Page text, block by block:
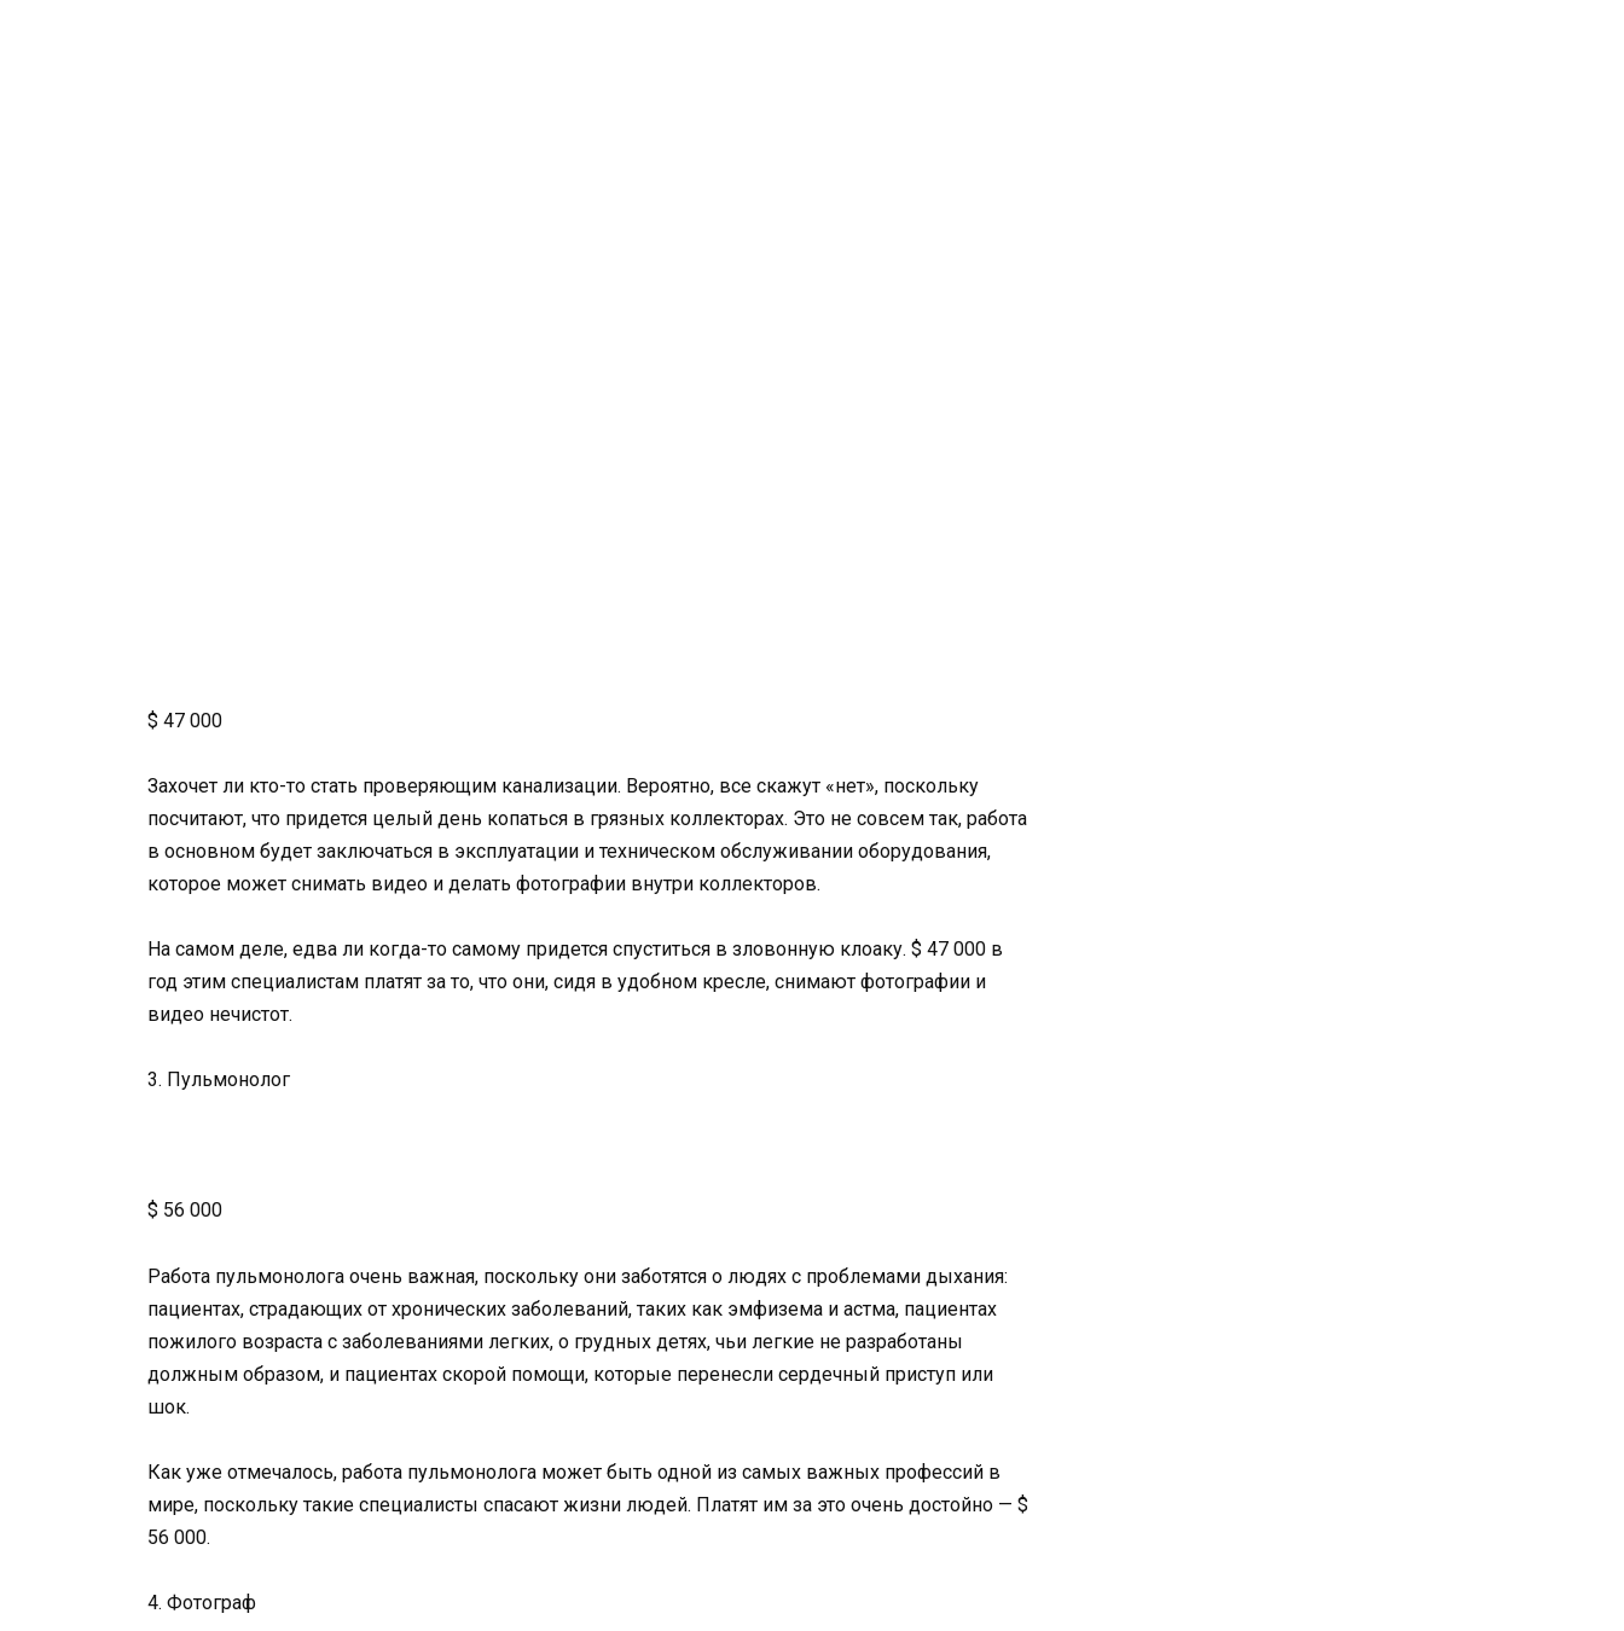
$ 47 000
Захочет ли кто-то стать проверяющим канализации. Вероятно, все скажут «нет», поскольку
посчитают, что придется целый день копаться в грязных коллекторах. Это не совсем так, работа
в основном будет заключаться в эксплуатации и техническом обслуживании оборудования,
которое может снимать видео и делать фотографии внутри коллекторов.
На самом деле, едва ли когда-то самому придется спуститься в зловонную клоаку. $ 47 000 в
год этим специалистам платят за то, что они, сидя в удобном кресле, снимают фотографии и
видео нечистот.
3. Пульмонолог
$ 56 000
Работа пульмонолога очень важная, поскольку они заботятся о людях с проблемами дыхания:
пациентах, страдающих от хронических заболеваний, таких как эмфизема и астма, пациентах
пожилого возраста с заболеваниями легких, о грудных детях, чьи легкие не разработаны
должным образом, и пациентах скорой помощи, которые перенесли сердечный приступ или
шок.
Как уже отмечалось, работа пульмонолога может быть одной из самых важных профессий в
мире, поскольку такие специалисты спасают жизни людей. Платят им за это очень достойно — $
56 000.
4. Фотограф